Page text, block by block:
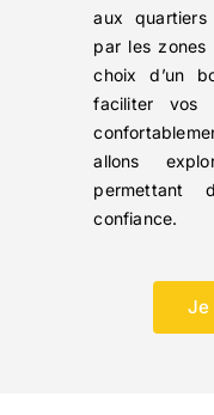
aux quartiers
par les zones
choix d’un
faciliter vos
allons
confiance.
Je